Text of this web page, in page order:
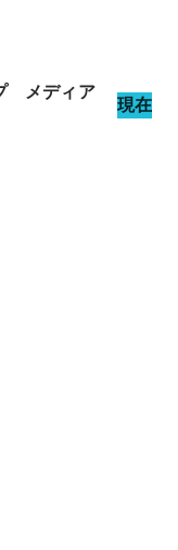
　メディア
現在